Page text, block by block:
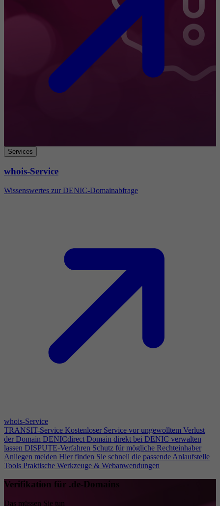
Services
whois-Service
Wissenswertes zur DENIC-Domainabfrage
whois-Service
TRANSIT-Service Kostenloser Service vor ungewolltem Verlust
der Domain DENICdirect Domain direkt bei DENIC verwalten
lassen DISPUTE-Verfahren Schutz für mögliche Rechteinhaber
Anliegen melden Hier finden Sie schnell die passende Anlaufstelle
Tools Praktische Werkzeuge & Webanwendungen
Verifikation für .de-Domains
Das müssen Sie tun